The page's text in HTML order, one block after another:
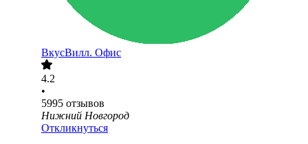
ВкусВилл. Офис
4.2
•
5995 отзывов
Нижний Новгород
Откликнуться